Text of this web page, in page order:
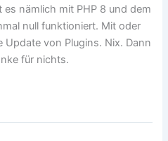
nämlich mit PHP 8 und dem
null funktioniert. Mit oder
von Plugins. Nix. Dann
für nichts.